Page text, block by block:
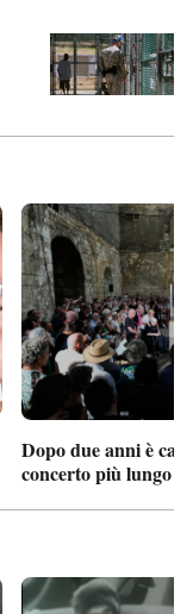
Dopo due anni è
concerto più lungo